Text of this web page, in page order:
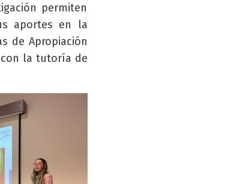
permiten
aportes en la
de Apropiación
con la tutoría de